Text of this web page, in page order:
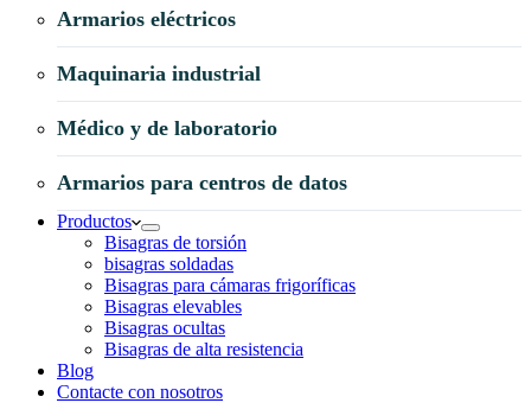
Armarios eléctricos
Maquinaria industrial
Médico y de laboratorio
Armarios para centros de datos
Productos
Bisagras de torsión
bisagras soldadas
Bisagras para cámaras frigoríficas
Bisagras elevables
Bisagras ocultas
Bisagras de alta resistencia
Blog
Contacte con nosotros